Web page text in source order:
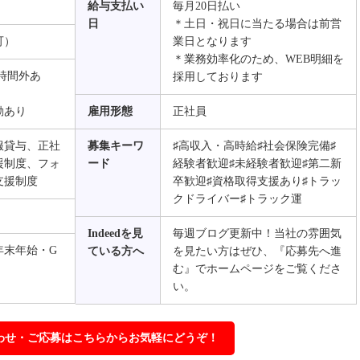
間外あ
り
貸与、正社
度、フォ
援制度
末年始・G
給与支払い
日
毎月20日払い
＊土日・祝日に当たる場合は前営
業日となります
＊業務効率化のため、WEB明細を
採用しております
雇用形態 正社員
募集キーワ
ード
♯高収入・高時給♯社会保険完備♯
経験者歓迎♯未経験者歓迎♯第二新
卒歓迎♯資格取得支援あり♯トラッ
クドライバー♯トラック運
Indeedを見
ている方へ
毎週ブログ更新中！当社の雰囲気
を見たい方はぜひ、『応募先へ進
む』でホームページをご覧くださ
い。
せ・ご応募はこちらからお気軽にどうぞ！